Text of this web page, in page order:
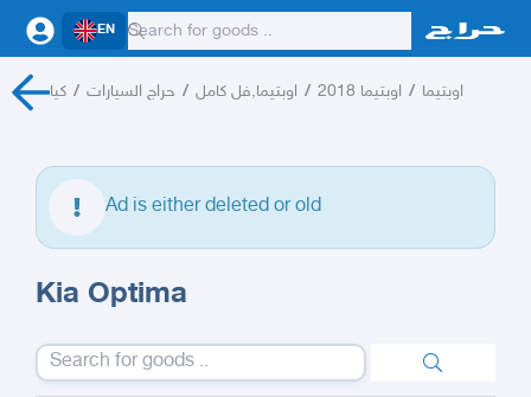
EN
كيا / حراج السيارات / اوبتيما,فل كامل / اوبتيما 2018 / اوبتيما
Ad is either deleted or old
Kia Optima